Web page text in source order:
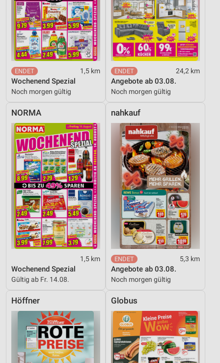
1,5 km
Wochenend Spezial
Noch morgen gültig
24,2 km
Angebote ab 03.08.
Noch morgen gültig
NORMA
1,5 km
Wochenend Spezial
Gültig ab Fr. 14.08.
nahkauf
5,3 km
Angebote ab 03.08.
Noch morgen gültig
Höffner Globus